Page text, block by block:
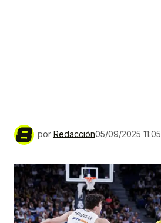
por Redacción05/09/2025 11:05